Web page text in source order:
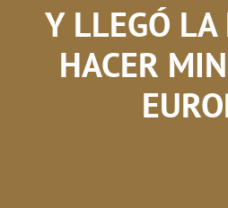
Y LLEGÓ LA
HACER